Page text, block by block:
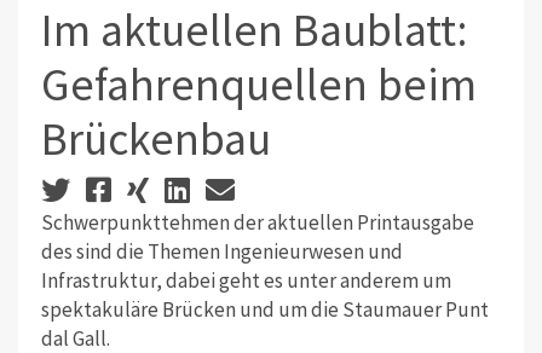
Im aktuellen Baublatt:
Gefahrenquellen beim
Brückenbau
Schwerpunkttehmen der aktuellen Printausgabe
des sind die Themen Ingenieurwesen und
Infrastruktur, dabei geht es unter anderem um
spektakuläre Brücken und um die Staumauer Punt
dal Gall.